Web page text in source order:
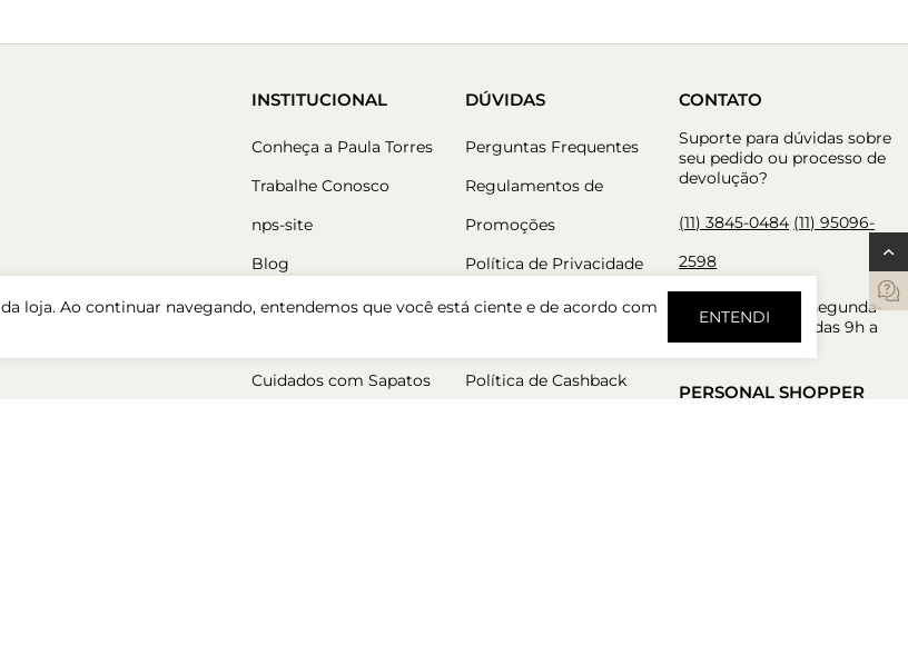
da loja. Ao continuar navegando, entendemos que você está ciente e de acordo com
ENTENDI
INSTITUCIONAL
Conheça a Paula Torres
Trabalhe Conosco
nps-site
Blog
Nossas Lojas
Cuidados com Sapatos
DÚVIDAS
Perguntas Frequentes
Regulamentos de
Promoções
Política de Privacidade
Trocas e Devoluções
Política de Cashback
CONTATO
Suporte para dúvidas sobre
seu pedido ou processo de
devolução?
(11) 3845-0484 (11) 95096-
2598
Atendimento de segunda-
feira a sexta-feira das 9h a
18h.
PERSONAL SHOPPER